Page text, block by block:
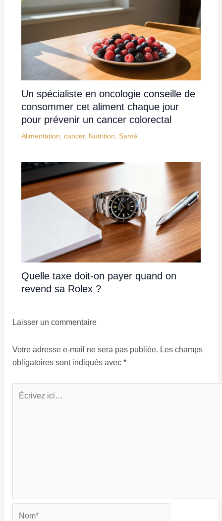
Un spécialiste en oncologie conseille de
consommer cet aliment chaque jour
pour prévenir un cancer colorectal
Alimentation cancer, Nutrition Santé
Quelle taxe doit-on payer quand on
revend sa Rolex ?
Laisser un commentaire
Votre adresse e-mail ne sera pas publiée. Les champs
obligatoires sont indiqués avec *